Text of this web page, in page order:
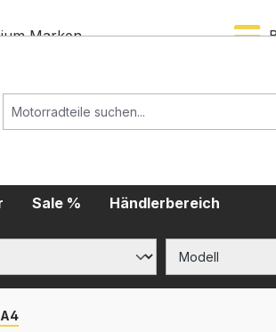
Marken
Sale % Händlerbereich
A4